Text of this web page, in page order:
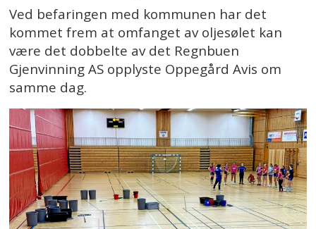
Ved befaringen med kommunen har det
kommet frem at omfanget av oljesølet kan
være det dobbelte av det Regnbuen
Gjenvinning AS opplyste Oppegård Avis om
samme dag.